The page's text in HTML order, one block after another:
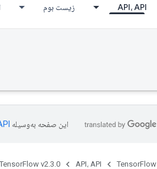
API، API زیست بوم
این صفحه به‌وسیله
TensorFlow API، API TensorFlow v2.3.0